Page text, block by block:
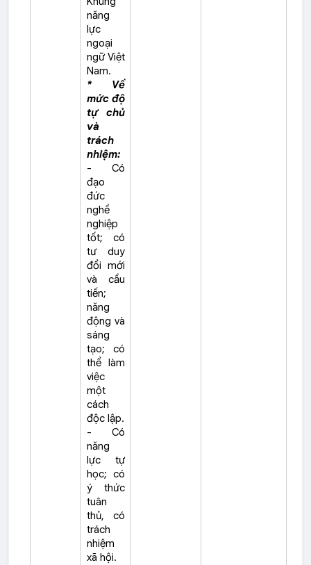
năng
lực
ngoại
ngữ Việt
Nam.
* Về
mức độ
tự chủ
và
trách
nhiệm:
- Có
đạo
đức
nghề
nghiệp
tốt; có
tư duy
đổi mới
và cầu
tiến;
năng
động và
sáng
tạo; có
thể làm
việc
một
cách
độc lập.
- Có
năng
lực tự
học; có
ý thức
tuân
thủ, có
trách
nhiệm
xã hội.